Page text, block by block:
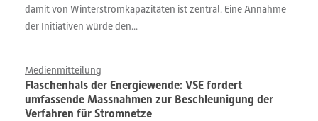
damit von Winterstromkapazitäten ist zentral. Eine Annahme
der Initiativen würde den...
Medienmitteilung
Flaschenhals der Energiewende: VSE fordert
umfassende Massnahmen zur Beschleunigung der
Verfahren für Stromnetze